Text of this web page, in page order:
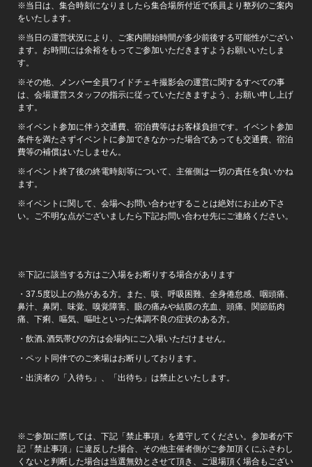
※当日は、集合時刻になりましたら集合場所付近で係員より整列のご案内
をいたします。
※当日の運営状況により、ご案内開始時間が多少前後する可能性がござい
ます。お時間には余裕をもってご参加いただきますようお願いいたしま
す。
※その他、メンバー全員ワイドチェキ撮影会の運営に関するすべての事
は、会場運営スタッフの指示に従っていただきますよう、お願い申し上げ
ます。
※イベント参加に伴う交通費、宿泊費等はお客様負担です。イベント参加
条件を満たさずイベントに参加できなかった場合であっても交通費、宿泊
費等の補償はいたしません。
※イベント終了後の終電時刻等について、主催側は一切の責任を負いかね
ます。
※イベントに関して、会場へお問い合わせすることは絶対にお止め下さ
い。ご不明な点がございましたら下記お問い合わせ先にご連絡ください。
※下記に該当する方はご入場をお断りする場合があります
・37.5度以上の熱がある方。また、咳、呼吸困難、全身倦怠感、咽頭痛、
鼻汁、鼻閉、味覚、嗅覚障害、眼の痛みや結膜の充血、頭痛、関節筋肉
痛、下痢、嘔気、嘔吐といった体調不良の症状のある方。
・飲酒､酒気帯びの方は会場内にご入場いただけません。
・ペット同伴でのご来場はお断りしております。
・出演者の「入待ち」、「出待ち」は禁止といたします。
※ご参加に際しては、下記「禁止事項」を遵守してください。参加者が下
記「禁止事項」に違反した場合、その他主催者側がご参加頂くにふさわし
くないと判断した場合は当選無効とさせて頂き、ご退場頂く場合もござい